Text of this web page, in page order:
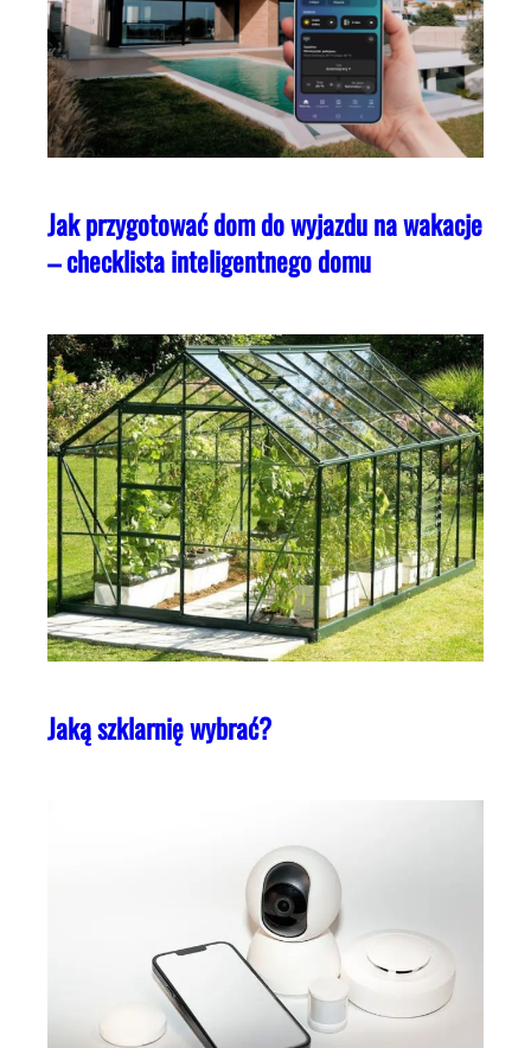
Jak przygotować dom do wyjazdu na wakacje
– checklista inteligentnego domu
Jaką szklarnię wybrać?